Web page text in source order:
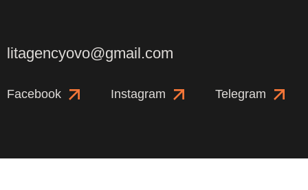
litagencyovo@gmail.com
Facebook Instagram Telegram